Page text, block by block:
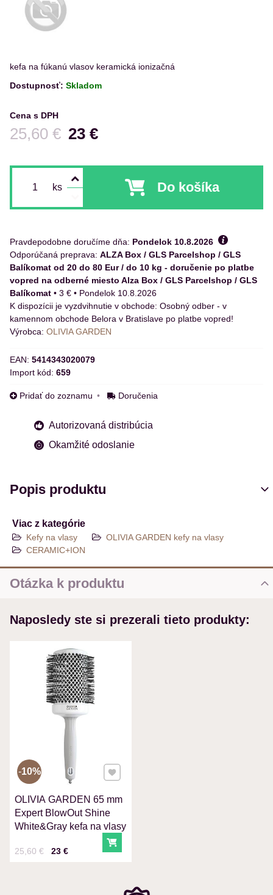
kefa na fúkanú vlasov keramická ionizačná
Dostupnosť: Skladom
Cena s DPH
23 €
Pred zľavou:
25,60 €
ks Do košíka
Pravdepodobne doručíme dňa: Pondelok 10.8.2026
ALZA Box / GLS Parcelshop / GLS
Balíkomat od 20 do 80 Eur / do 10 kg - doručenie po platbe
vopred na odberné miesto Alza Box / GLS Parcelshop / GLS
Balíkomat • 3 € • Pondelok 10.8.2026
Osobný odber - v
kamennom obchode Belora v Bratislave po platbe vopred!
Výrobca: OLIVIA GARDEN
EAN: 5414343020079
Import kód: 659
Pridať do zoznamu Doručenia
Autorizovaná distribúcia
Okamžité odoslanie
Popis produktu
Viac z kategórie
Kefy na vlasy
OLIVIA GARDEN kefy na vlasy
CERAMIC+ION
Otázka k produktu
MENO
VÁŠ E-MAIL
VAŠA OTÁZKA K PRODUKTU
Odoslať
Naposledy ste si prezerali tieto produkty:
OLIVIA GARDEN 65 mm
Expert BlowOut Shine
White&Gray kefa na vlasy
Cena s DPH23 €
Pred zľavou:
25,60 € Do košíka
10% Pridať k Obľúbeným